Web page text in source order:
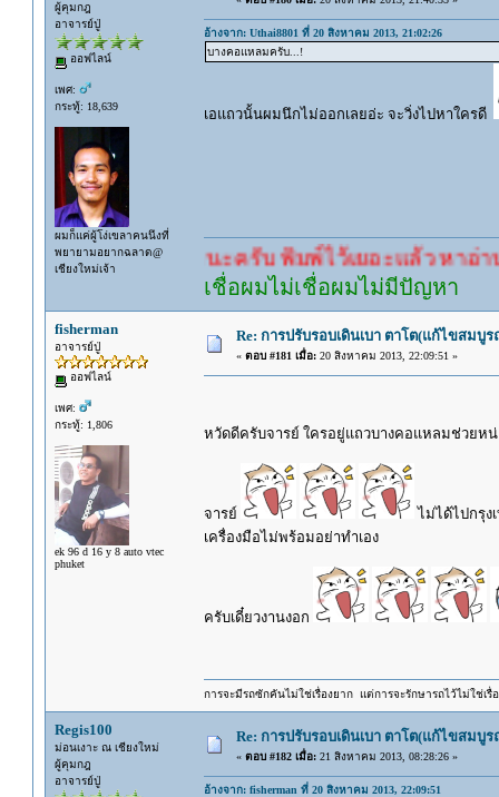
ผู้คุมกฎ
อาจารย์ปู่
ออฟไลน์
เพศ:
กระทู้: 18,639
ผมก็แค่ผู้โง่เขลาคนนึงที่
พยายามอยากฉลาด@
เชียงใหม่เจ้า
อ้างจาก: Uthai8801 ที่ 20 สิงหาคม 2013, 21:02:26
บางคอแหลมครับ...!
เอแถวนั้นผมนึกไม่ออกเลยอ่ะ จะวิ่งไปหาใครดี
อคำตอบนะครับ พิมพ์ไว้เยอะแล้ว หาอ่านกันดู
เชื่อผมไม่เชื่อผมไม่มีปัญหา
fisherman
อาจารย์ปู่
ออฟไลน์
เพศ:
กระทู้: 1,806
ek 96 d 16 y 8 auto vtec
phuket
Re: การปรับรอบเดินเบา ตาโต(แก้ไขสมบู
« ตอบ #181 เมื่อ:20 สิงหาคม 2013, 22:09:51 »
หวัดดีครับจารย์ ใครอยู่แถวบางคอแหลมช่วยหน่
จารย์
ไม่ได้ไปกรุง
เครื่องมือไม่พร้อมอย่าทำเอง
ครับเดี๋ยวงานงอก
การจะมีรถซักคันไม่ใช่เรื่องยาก แต่การจะรักษารถไว้ไม่ใช่เรื่
Regis100
ม่อนเงาะ ณ เชียงใหม่
ผู้คุมกฎ
อาจารย์ปู่
Re: การปรับรอบเดินเบา ตาโต(แก้ไขสมบู
« ตอบ #182 เมื่อ:21 สิงหาคม 2013, 08:28:26 »
อ้างจาก: fisherman ที่ 20 สิงหาคม 2013, 22:09:51